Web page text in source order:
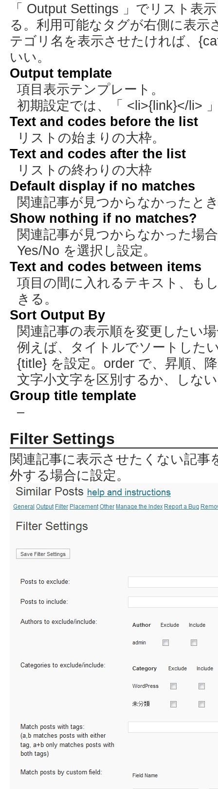
「 Output Settings 」でリスト表
る。利用可能なタグが右側に表示
テゴリ名を表示させたければ、
いい。
Output template
項目表示テンプレート。
初期設定では、「 <li>{link}</li>
Text and codes before the list
リストの始まりの大枠。
Text and codes after the list
リストの終わりの大枠
Default display if no matches
関連記事が見つからなかったと
Show nothing if no matches?
関連記事が見つからなかった場
Yes/No を選択し設定。
Text and codes between items
項目の間に入れるテキスト、も
きる。
Sort Output By
関連記事の表示順を変更したい
例えば、タイトルでソートした
{title} を設定。order で、昇順、
文字小文字を区別するか、しな
Group title template
–
Filter Settings
関連記事に表示させたくない記事
外する場合に設定。